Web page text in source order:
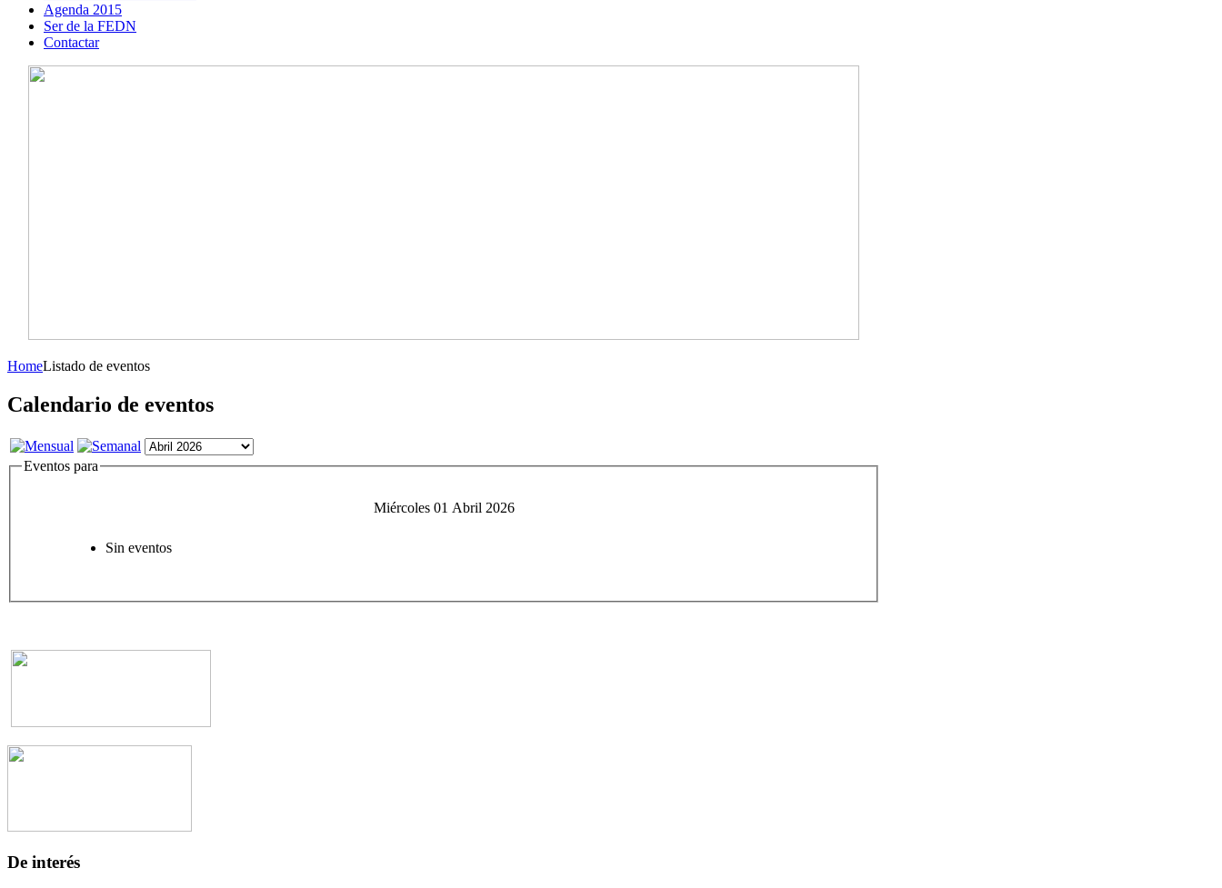
Agenda 2015
Ser de la FEDN
Contactar
HomeListado de eventos
Calendario de eventos
Eventos para
Miércoles 01 Abril 2026
Sin eventos
De interés